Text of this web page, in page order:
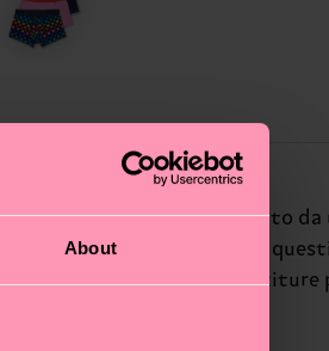
About
cui un paio nero decorato da
di essere sé stesso — e
girovita generoso e le cuciture
(troppo) sul serio la vita.